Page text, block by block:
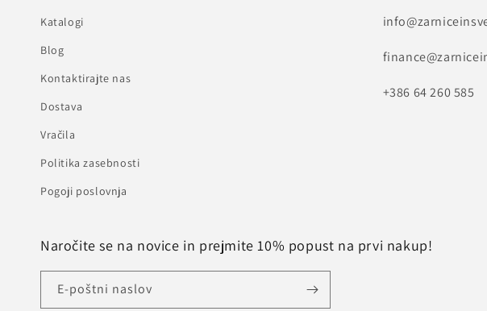
Katalogi
Blog
Kontaktirajte nas
Dostava
Vračila
Politika zasebnosti
Pogoji poslovnja
+386 64 260 585
Naročite se na novice in prejmite 10% popust na prvi nakup!
E-poštni naslov